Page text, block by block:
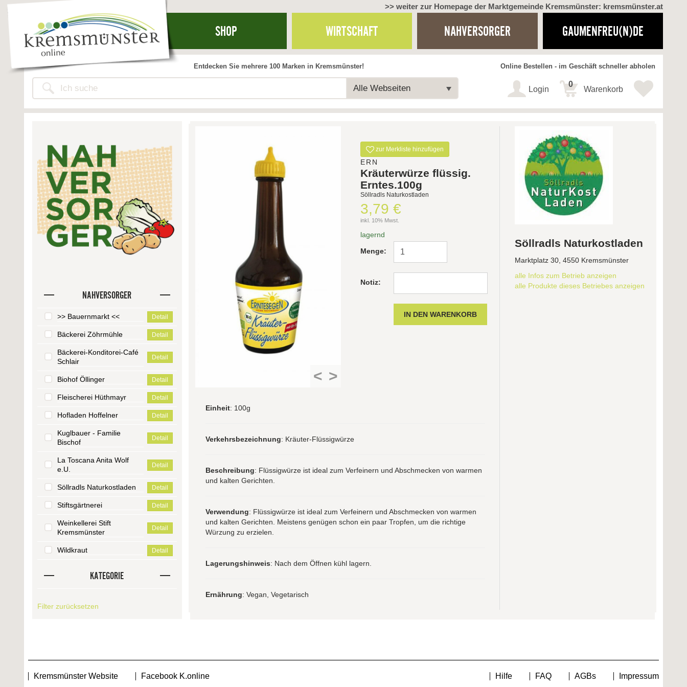
>> weiter zur Homepage der Marktgemeinde Kremsmünster: kremsmünster.at
SHOP WIRTSCHAFT NAHVERSORGER GAUMENFREU(N)DE
Alle Webseiten
Entdecken Sie mehrere 100 Marken in Kremsmünster! Online Bestellen - im Geschäft schneller abholen
Login Warenkorb
0
NAHVERSORGER
>> Bauernmarkt << Detail
Bäckerei Zöhrmühle Detail
Bäckerei-Konditorei-Café
Schlair
Detail
Biohof Öllinger Detail
Fleischerei Hüthmayr Detail
Hofladen Hoffelner Detail
Kuglbauer - Familie
Bischof
Detail
La Toscana Anita Wolf
e.U.
Detail
Söllradls Naturkostladen Detail
Stiftsgärtnerei Detail
Weinkellerei Stift
Kremsmünster
Detail
Wildkraut Detail
KATEGORIE
Filter zurücksetzen
< >
zur Merkliste hinzufügen
ERN
Kräuterwürze flüssig.
Erntes.100g
Söllradls Naturkostladen
3,79 €
inkl. 10% Mwst.
lagernd
Menge:
Notiz:
Einheit: 100g
Verkehrsbezeichnung: Kräuter-Flüssigwürze
Beschreibung: Flüssigwürze ist ideal zum Verfeinern und Abschmecken von warmen
und kalten Gerichten.
Verwendung: Flüssigwürze ist ideal zum Verfeinern und Abschmecken von warmen
und kalten Gerichten. Meistens genügen schon ein paar Tropfen, um die richtige
Würzung zu erzielen.
Lagerungshinweis: Nach dem Öffnen kühl lagern.
Ernährung: Vegan, Vegetarisch
Söllradls Naturkostladen
Marktplatz 30, 4550 Kremsmünster
alle Infos zum Betrieb anzeigen
alle Produkte dieses Betriebes anzeigen
Kremsmünster Website Facebook K.online Hilfe FAQ AGBs Impressum